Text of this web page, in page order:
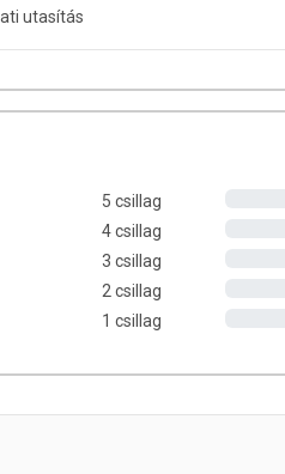
utasítás
5 csillag
4 csillag
3 csillag
2 csillag
1 csillag